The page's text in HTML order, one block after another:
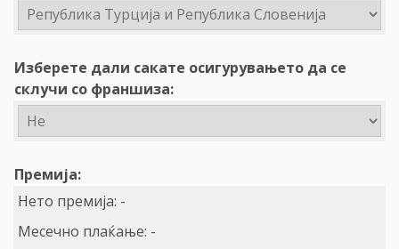
Изберете дали сакате осигурувањето да се
склучи со франшиза:
Премија:
Нето премија: -
Месечно плаќање: -